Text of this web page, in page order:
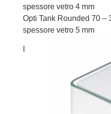
spessore vetro 4 mm
Opti Tank Rounded 70 –
spessore vetro 5 mm